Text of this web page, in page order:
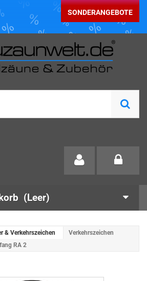
SONDERANGEBOTE
(Leer)
& Verkehrszeichen
Verkehrszeichen
RA 2